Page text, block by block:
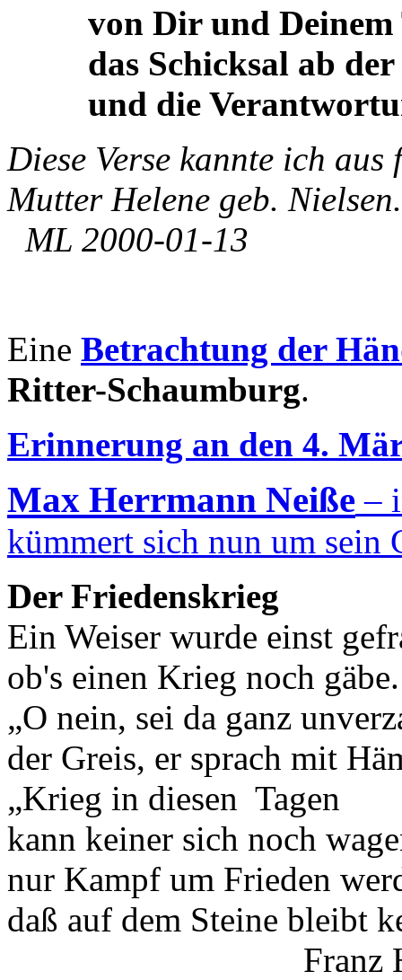
von Dir und Deinem
das Schicksal ab der
und die
Diese Verse kannte ich
Mutter Helene geb. Nielsen.
ML 2000-01-13
Eine Betrachtung der
Ritter-Schaumburg.
Erinnerung an den 4.
Max Herrmann Neiße –
kümmert sich nun um sein
Der Friedenskrieg
Ein Weiser wurde einst
ob's einen Krieg noch gäbe.
„O nein, sei da ganz
der Greis, er sprach mit
„Krieg in diesen Tagen
kann keiner sich noch
nur Kampf um Frieden
daß auf dem Steine bleibt
Franz